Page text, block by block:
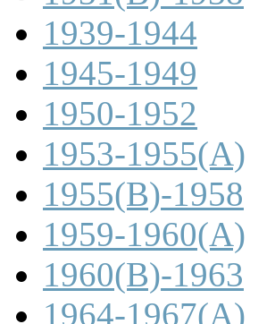
1939-1944
1945-1949
1950-1952
1953-1955(A)
1955(B)-1958
1959-1960(A)
1960(B)-1963
1964-1967(A)